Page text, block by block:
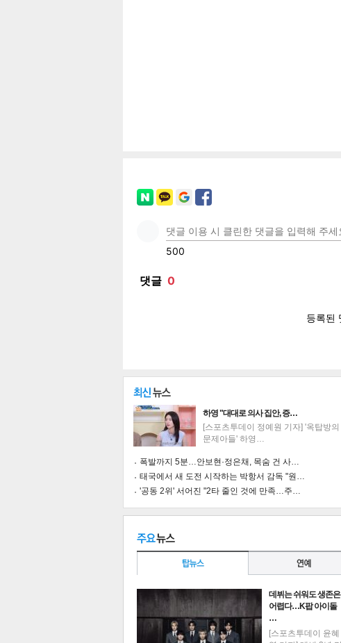
기
트위 카카
하영 "대대로 의사 집안, 증…
[스포츠투데이 정예원 기자] '옥탑방의
문제아들' 하영…
폭발까지 5분…안보현·정은채, 목숨 건 사…
태국에서 새 도전 시작하는 박항서 감독 "원…
'공동 2위' 서어진 "2타 줄인 것에 만족…주…
데뷔는 쉬워도 생존은
어렵다…K팝 아이돌
…
[스포츠투데이 윤혜